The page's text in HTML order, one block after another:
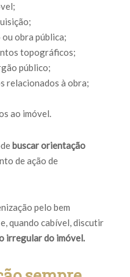
obra pública;
topográficos;
público;
relacionados à obra;
ao imóvel.
buscar orientação
de ação de
pelo bem
quando cabível, discutir
irregular do imóvel.